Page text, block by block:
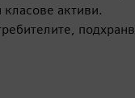
активи.